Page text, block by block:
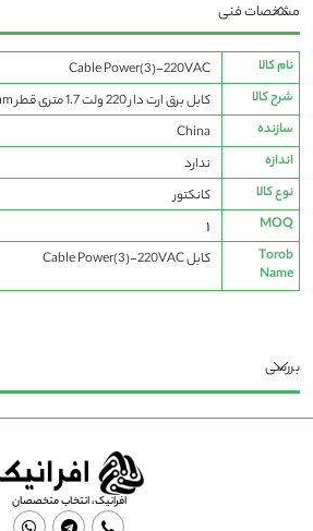
مشخصات فنی
مشخصات
فنی
نام کالا
Cable Power(3)-220VAC
شرح کالا
کابل برق ارت دار 220 ولت 1.7 متری قطر 1mm-سرکابل L شکل
سازنده
China
اندازه
ندارد
نوع کالا
کانکتور
MOQ
1
Torob
Name
کابل Cable Power(3)-220VAC
بررسی
افرانیک، انتخاب متخصصان